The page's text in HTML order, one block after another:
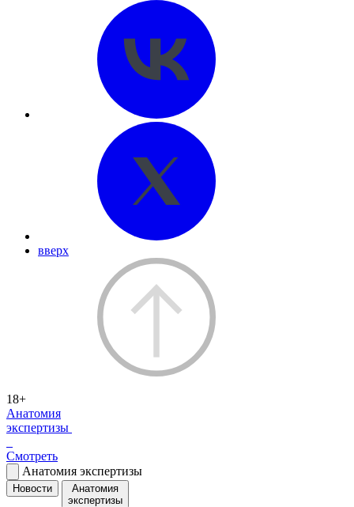
вверх
18+
Анатомия
экспертизы
Смотреть
Анатомия экспертизы
Новости
Анатомия
экспертизы